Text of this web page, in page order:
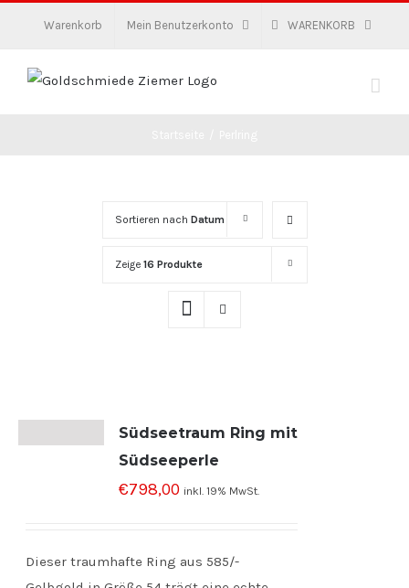
Warenkorb Mein Benutzerkonto WARENKORB
Sortieren nach Datum
Zeige 16 Produkte
Südseetraum Ring mit
Südseeperle
€798,00 inkl. 19% MwSt.
Dieser traumhafte Ring aus 585/-